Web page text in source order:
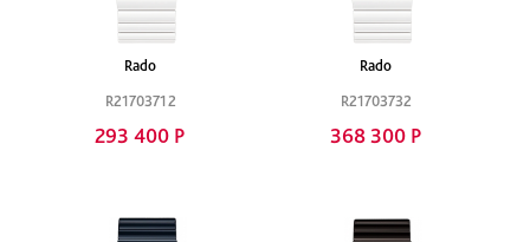
Rado
R21703712
293 400 Р
Rado
R21703732
368 300 Р